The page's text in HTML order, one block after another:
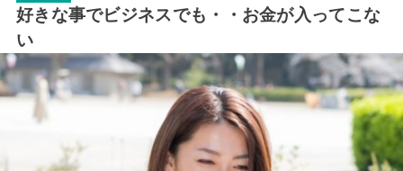
好きな事でビジネスでも・・お金が入ってこな
い